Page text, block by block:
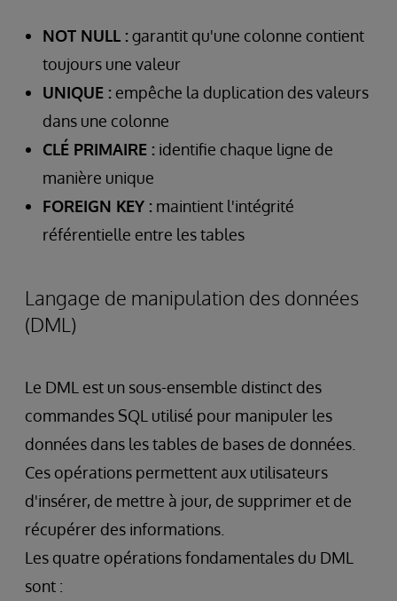
NOT NULL :garantit qu'une colonne contient
toujours une valeur
UNIQUE : empêche la duplication des valeurs
dans une colonne
CLÉ PRIMAIRE : identifie chaque ligne de
manière unique
FOREIGN KEY : maintient l'intégrité
référentielle entre les tables
Langage de manipulation des données
(DML)
Le DML est un sous-ensemble distinct des
commandes SQL utilisé pour manipuler les
données dans les tables de bases de données.
Ces opérations permettent aux utilisateurs
d'insérer, de mettre à jour, de supprimer et de
récupérer des informations.
Les quatre opérations fondamentales du DML
sont :